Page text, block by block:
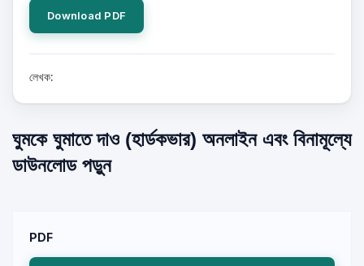
Download PDF
লেখক:
ঘুমকে ঘুমাতে দাও (হার্ডকভার) অনলাইন এবং বিনামূল্যে
ডাউনলোড পড়ুন
PDF